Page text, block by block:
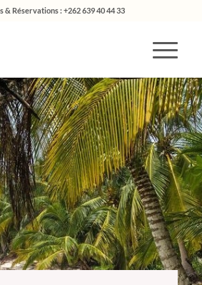
& Réservations : +262 639 40 44 33